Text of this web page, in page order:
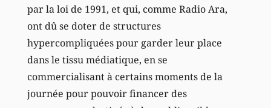
par la loi de 1991, et qui, comme Radio Ara,
ont dû se doter de structures
hypercompliquées pour garder leur place
dans le tissu médiatique, en se
commercialisant à certains moments de la
journée pour pouvoir financer des